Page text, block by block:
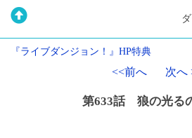
『ライブダンジョン！』HP特典
<<前へ 次へ
第633話 狼の光る